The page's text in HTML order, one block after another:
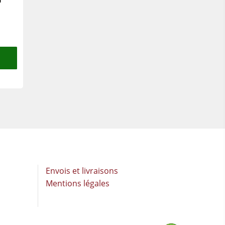
Envois et livraisons
Mentions légales